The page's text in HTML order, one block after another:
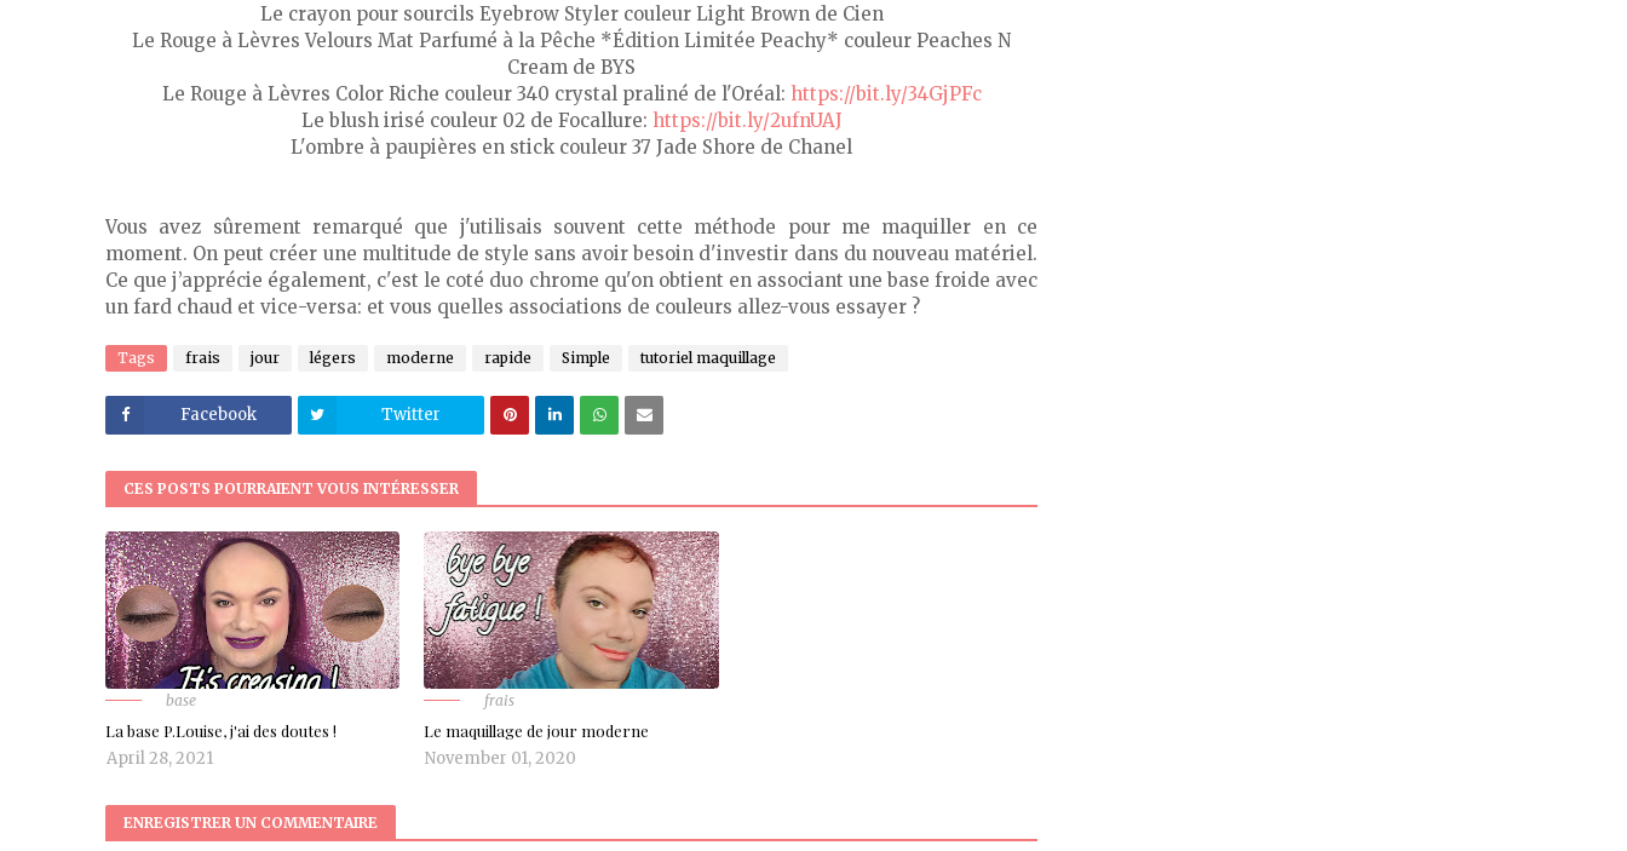
Le crayon pour sourcils Eyebrow Styler couleur Light Brown de Cien
Le Rouge à Lèvres Velours Mat Parfumé à la Pêche *Édition Limitée Peachy* couleur Peaches N
Cream de BYS
Le Rouge à Lèvres Color Riche couleur 340 crystal praliné de l'Oréal: https://bit.ly/34GjPFc
Le blush irisé couleur 02 de Focallure: https://bit.ly/2ufnUAJ
L'ombre à paupières en stick couleur 37 Jade Shore de Chanel
Vous avez sûrement remarqué que j'utilisais souvent cette méthode pour me maquiller en ce
moment. On peut créer une multitude de style sans avoir besoin d'investir dans du nouveau matériel.
Ce que j’apprécie également, c'est le coté duo chrome qu'on obtient en associant une base froide avec
un fard chaud et vice-versa: et vous quelles associations de couleurs allez-vous essayer ?
Tags frais jour légers moderne rapide Simple tutoriel maquillage
Facebook Twitter
CES POSTS POURRAIENT VOUS INTÉRESSER
base
La base P.Louise, j'ai des doutes !
April 28, 2021
frais
Le maquillage de jour moderne
November 01, 2020
ENREGISTRER UN COMMENTAIRE